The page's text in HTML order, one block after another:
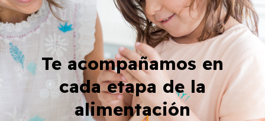
Te acompañamos en
cada etapa de la
alimentación